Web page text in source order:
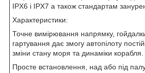
IPX6 і IPX7 а також стандартам
Характеристики:
Точне вимірювання напрямку,
гартування дає змогу автопілоту
зміни стану моря та динаміки корабля.
Просте встановлення, над або під